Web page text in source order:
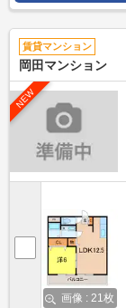
賃貸マンション
岡田マンション
NEW
画像 : 21枚